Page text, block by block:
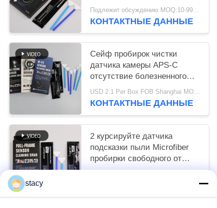
КОНТАКТНЫЕ ДАННЫЕ
Сейф пробирок чистки
датчика камеры APS-C
отсутствие болезненного
индивидуального пакета
USD 2.1 Per Box FOB Shanghai MOQ:10 коробок
КОНТАКТНЫЕ ДАННЫЕ
2 курсируйте датчика
подсказки пыли Microfiber
пробирки свободного от
очищая для камеры CCD
stacy